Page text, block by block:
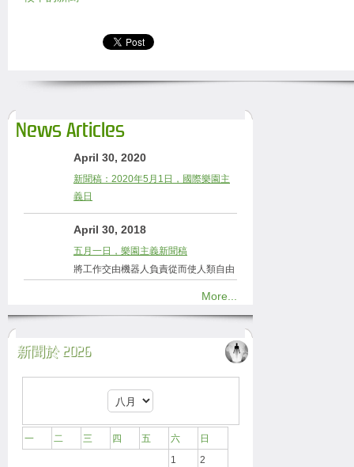
News Articles
April 30, 2020
新聞稿：2020年5月1日，國際樂園主
義日
April 30, 2018
五月一日，樂園主義新聞稿
將工作交由機器人負責從而使人類自由
More...
新聞於 2026
一 二 三 四 五 六
日
1
2